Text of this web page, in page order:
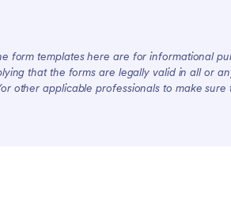
form templates here are for informational
that the forms are legally valid in all or
other applicable professionals to make